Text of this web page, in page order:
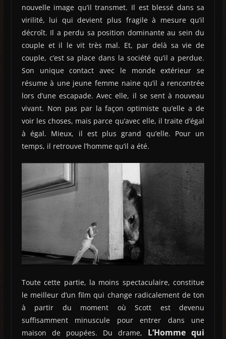
nouvelle image qu’il transmet. Il est blessé dans sa
virilité, lui qui devient plus fragile à mesure qu’il
décroît. Il a perdu sa position dominante au sein du
couple et il le vit très mal. Et, par delà sa vie de
couple, c’est sa place dans la société qu’il a perdue.
Son unique contact avec le monde extérieur se
résume à une jeune femme naine qu’il a rencontrée
lors d’une escapade. Avec elle, il se sent à nouveau
vivant. Non pas par la façon optimiste qu’elle a de
voir les choses, mais parce qu’avec elle, il traite d’égal
à égal. Mieux, il est plus grand qu’elle. Pour un
temps, il retrouve l’homme qu’il a été.
Toute cette partie, la moins spectaculaire, constitue
le meilleur d’un film qui change radicalement de ton
à partir du moment où Scott est devenu
suffisamment minuscule pour entrer dans une
maison de poupées. Du drame, L’Homme qui